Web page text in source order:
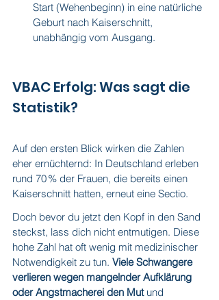
Start (Wehenbeginn) in eine natürliche
Geburt nach Kaiserschnitt,
unabhängig vom Ausgang.
VBAC Erfolg: Was sagt die
Statistik?
Auf den ersten Blick wirken die Zahlen
eher ernüchternd: In Deutschland erleben
rund 70 % der Frauen, die bereits einen
Kaiserschnitt hatten, erneut eine Sectio.
Doch bevor du jetzt den Kopf in den Sand
steckst, lass dich nicht entmutigen. Diese
hohe Zahl hat oft wenig mit medizinischer
Notwendigkeit zu tun. Viele Schwangere
verlieren wegen mangelnder Aufklärung
oder Angstmacherei den Mut und